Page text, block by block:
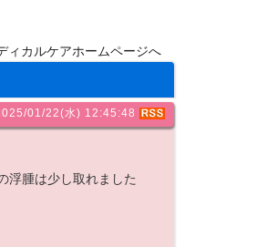
ィカルケアホームページへ
01/22(水) 12:45:48
浮腫は少し取れました